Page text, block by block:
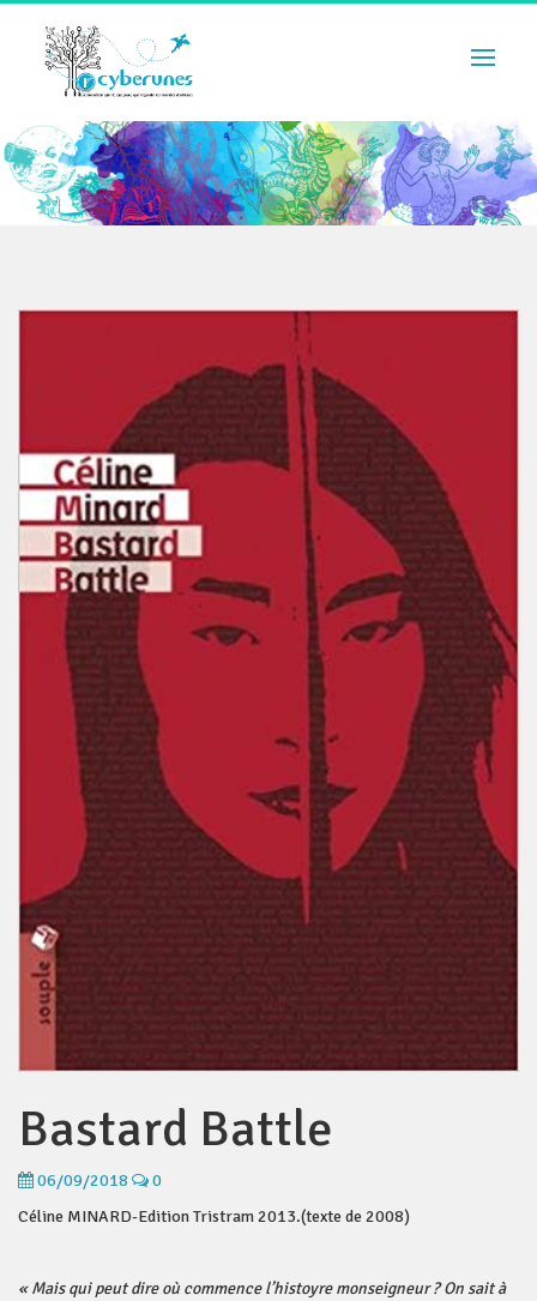
Bastard Battle
06/09/2018
0
Céline MINARD-Edition Tristram 2013.(texte de 2008)
« Mais qui peut dire où commence l’histoyre monseigneur ? On sait à